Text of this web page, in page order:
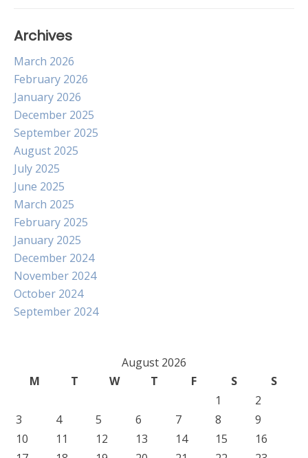
Archives
March 2026
February 2026
January 2026
December 2025
September 2025
August 2025
July 2025
June 2025
March 2025
February 2025
January 2025
December 2024
November 2024
October 2024
September 2024
August 2026
M
T W T F S
S
1
2
3
4 5 6 7 8
9
10
11 12 13 14 15
16